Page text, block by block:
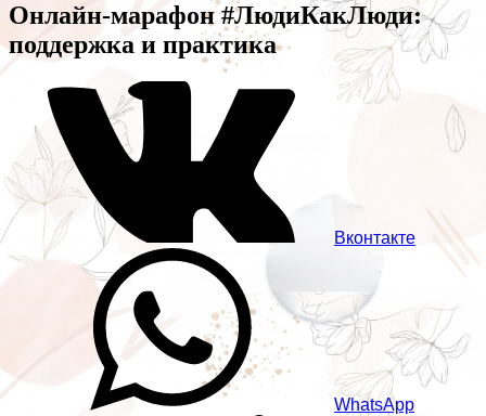
Онлайн-марафон #ЛюдиКакЛюди:
поддержка и практика
Вконтакте
WhatsApp